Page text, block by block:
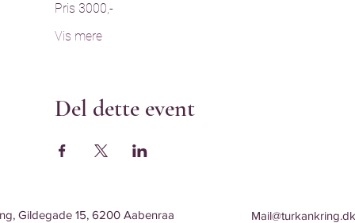
Pris 3000,-
Vis mere
Del dette event
Gildegade 15, 6200 Aabenraa Mail@turkankring.dk